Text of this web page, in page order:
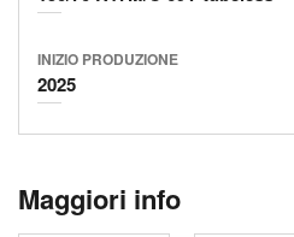
INIZIO PRODUZIONE
2025
Maggiori info